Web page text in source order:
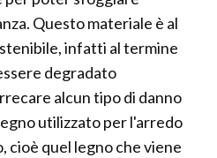
Questo materiale è al
infatti al termine
degradato
alcun tipo di danno
utilizzato per l'arredo
cioè quel legno che viene